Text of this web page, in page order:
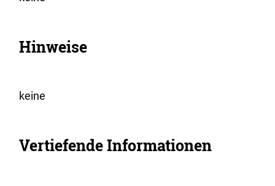
Hinweise
keine
Vertiefende Informationen